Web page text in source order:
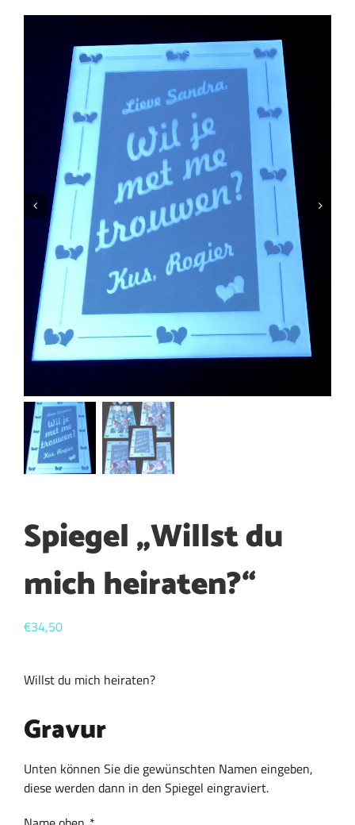
Spiegel „Willst du
mich heiraten?“
€34,50
Willst du mich heiraten?
Gravur
Unten können Sie die gewünschten Namen eingeben,
diese werden dann in den Spiegel eingraviert.